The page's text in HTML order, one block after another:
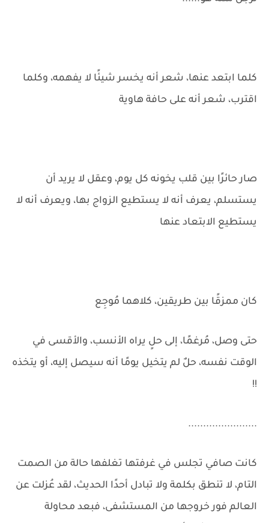
كلما ابتعد عنها، شعر أنه يخسر شيئًا لا يفهمه، وكلما
اقترب، شعر أنه على حافة هاوية
صار حائرًا بين قلب يخونه كل يوم، وعقل لا يريد أن
يستسلم، يعرف أنه لا يستطيع الزواج بها، ويعرف أنه لا
يستطيع الابتعاد عنها
كان ممزقًا بين طريقين، كلاهما مُوجِع
حتى وصل، مُرغمًا، إلى حلٍ يراه الأنسب، والأقسى في
الوقت نفسه، حلٌ لم يتخيل يومًا أنه سيصل إليه، أو يتخذه
!!
.......................
كانت صافي تجلس في غرفتها تغلفها حالة من الصمت
التام، لا تنطق بكلمة ولا تبادل أحدًا الحديث، لقد عُزلت عن
العالم فور خروجها من المستشفى، فبعد محاولة